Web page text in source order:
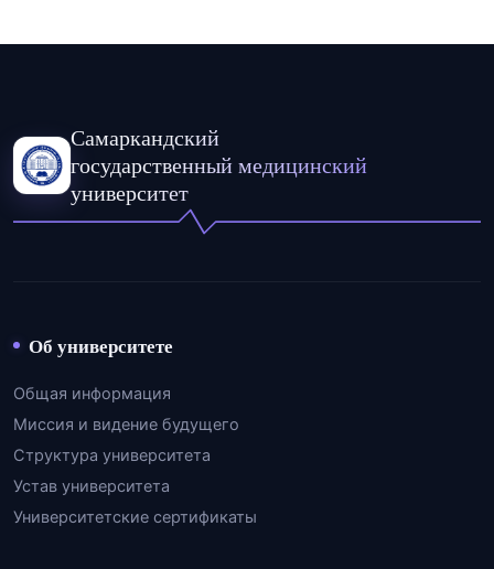
Самаркандский
государственный медицинский
университет
Об университете
Общая информация
Миссия и видение будущего
Структура университета
Устав университета
Университетские сертификаты